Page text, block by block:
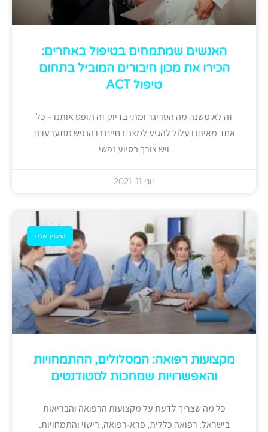
האנשים שמתמחים בטיפול באחרים:
הכירו את מכון חיבורים המוביל בתחום
טיפול ACT
זה לא משנה מה הטריגר ומתי בדיוק זה תופס אותנו – כל
אחד מאיתנו עלול להגיע למצב בחיים בו הנפש מתערערת
ויש צורך בסיוע נפשי
יוני 11, 2021
המגזין שלנו
מקצועות רפואה: המסלולים, ההתמחויות
והאפשרויות שמחכות לסטודנטים
כל מה שצריך לדעת על מקצועות הרפואה והבריאות
בישראל: רפואה כללית, פרא-רפואה, רישוי והתמחויות.